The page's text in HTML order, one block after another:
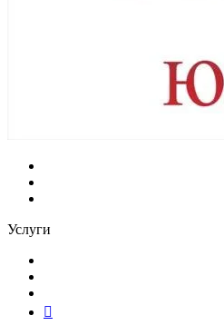
Услуги